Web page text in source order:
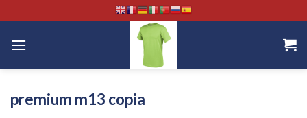
to
content
premium m13 copia